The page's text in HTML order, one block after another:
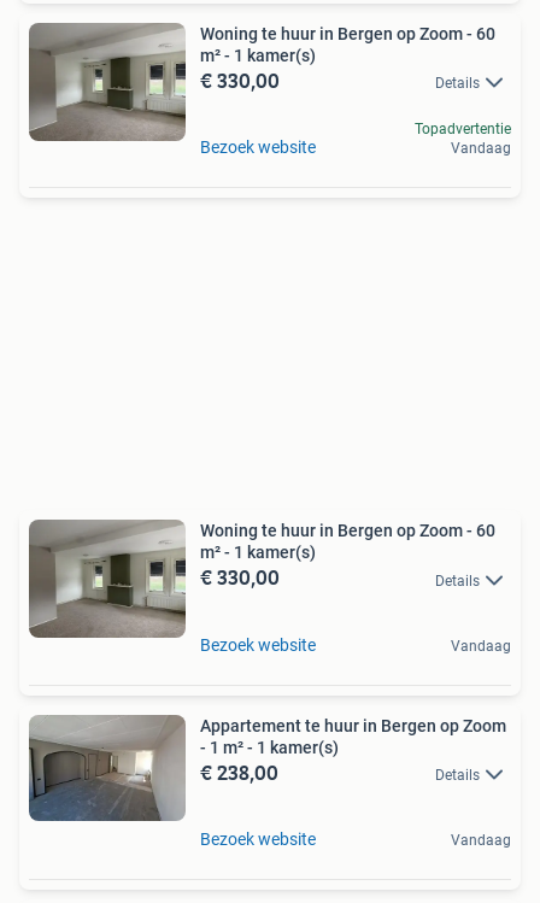
Woning te huur in Bergen op Zoom - 60
m² - 1 kamer(s)
€ 330,00 Details
Bezoek website
Topadvertentie
Vandaag
Woning te huur in Bergen op Zoom - 60
m² - 1 kamer(s)
€ 330,00 Details
Bezoek website Vandaag
Appartement te huur in Bergen op Zoom
- 1 m² - 1 kamer(s)
€ 238,00 Details
Bezoek website Vandaag